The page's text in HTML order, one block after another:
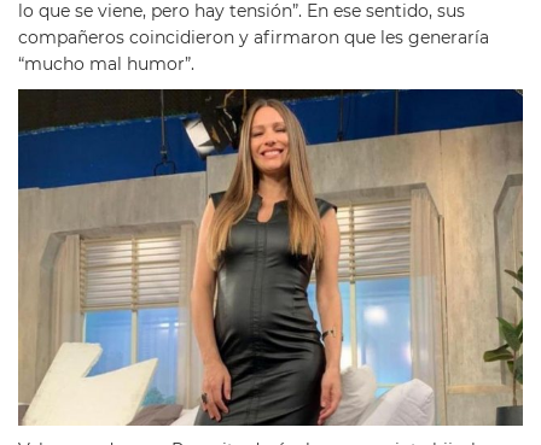
lo que se viene, pero hay tensión”. En ese sentido, sus
compañeros coincidieron y afirmaron que les generaría
“mucho mal humor”.